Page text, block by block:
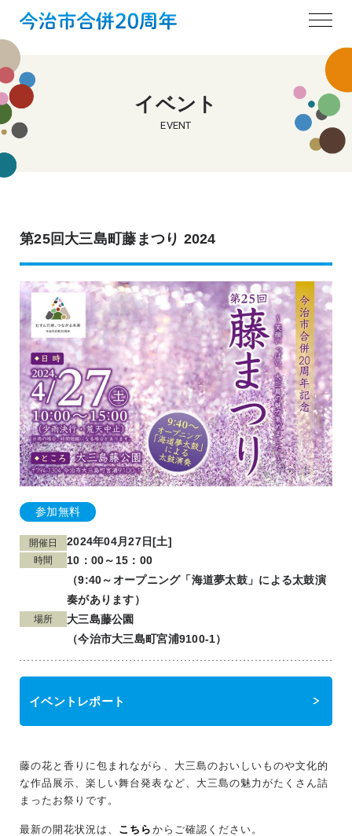
イベント
EVENT
第25回大三島町藤まつり 2024
参加無料
開催日 2024年04月27日[土]
時間
10：00～15：00
（9:40～オープニング「海道夢太鼓」による太鼓演
奏があります）
場所
大三島藤公園
（今治市大三島町宮浦9100-1）
イベントレポート
藤の花と香りに包まれながら、大三島のおいしいものや文化的
な作品展示、楽しい舞台発表など、大三島の魅力がたくさん詰
まったお祭りです。
最新の開花状況は、 こちら からご確認ください。